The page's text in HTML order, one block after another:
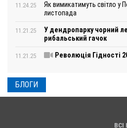
11.24.25
Як вимикатимуть світло у
листопада
11.21.25
У дендропарку чорний
рибальський гачок
11.21.25 Революція Гідності
БЛОГИ